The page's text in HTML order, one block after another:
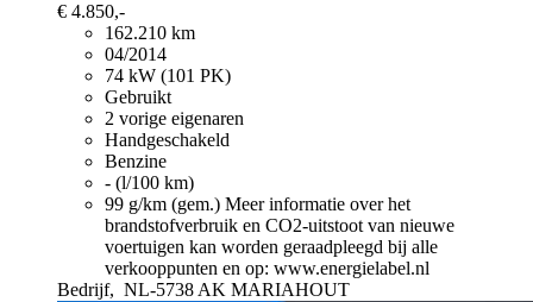
€ 4.850,-
162.210 km
04/2014
74 kW (101 PK)
Gebruikt
2 vorige eigenaren
Handgeschakeld
Benzine
- (l/100 km)
99 g/km (gem.) Meer informatie over het
brandstofverbruik en CO2-uitstoot van nieuwe
voertuigen kan worden geraadpleegd bij alle
verkooppunten en op: www.energielabel.nl
Bedrijf, NL-5738 AK MARIAHOUT